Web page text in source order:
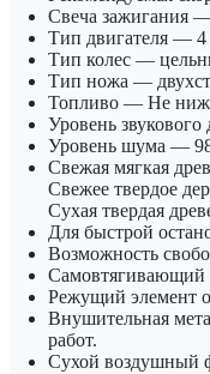
Свеча зажигания —
Тип двигателя — 4
Тип колес —
Тип ножа —
Топливо — Не
Уровень
Уровень шума —
Свежая мягкая
Свежее твердое
Сухая твердая
Для быстрой
Возможность
Самовтягивающий
Режущий элемент
Внушительная
работ.
Сухой воздушный